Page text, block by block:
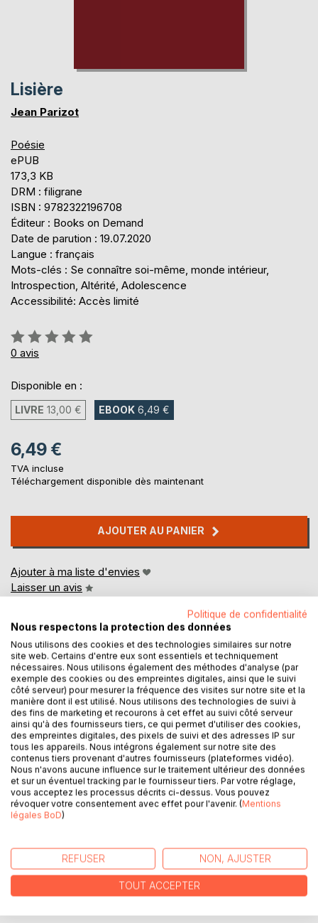
Lisière
Jean Parizot
Poésie
ePUB
173,3 KB
DRM : filigrane
ISBN : 9782322196708
Éditeur : Books on Demand
Date de parution : 19.07.2020
Langue : français
Mots-clés : Se connaître soi-même, monde intérieur,
Introspection, Altérité, Adolescence
Accessibilité: Accès limité
Évaluation:
0%
0 avis
Disponible en :
LIVRE 13,00 € EBOOK 6,49 €
6,49 €
TVA incluse
Téléchargement disponible dès maintenant
AJOUTER AU PANIER
Ajouter à ma liste d'envies
Laisser un avis
DESCRIPTION
Qui est-il, cet homme : celui qui, juste là, à portée de la
main, se tient à la lisière d'un monde dont encore on ne sait
rien de plus que l'idée qu'on en a ?
Qui est-il, cet intime inconnu qui nous ouvre les bras, mais
vers lequel, souvent nous n'avançons qu'avec la plus
grande prudence ; ou tout au moins avec un élan que
distingue, qui se dérobe alors qu'en retentit en nous le
grandissant appel ; et auquel en cet âge où tout en soi
devient nous osons, vaille que vaille, faire l'effarante
offrande de celui que nous sommes ?
Politique de confidentialité
Nous respectons la protection des données
Nous utilisons des cookies et des technologies similaires sur notre
site web. Certains d'entre eux sont essentiels et techniquement
nécessaires. Nous utilisons également des méthodes d'analyse (par
exemple des cookies ou des empreintes digitales, ainsi que le suivi
côté serveur) pour mesurer la fréquence des visites sur notre site et la
manière dont il est utilisé. Nous utilisons des technologies de suivi à
des fins de marketing et recourons à cet effet au suivi côté serveur
ainsi qu'à des fournisseurs tiers, ce qui permet d'utiliser des cookies,
des empreintes digitales, des pixels de suivi et des adresses IP sur
tous les appareils. Nous intégrons également sur notre site des
contenus tiers provenant d'autres fournisseurs (plateformes vidéo).
Nous n'avons aucune influence sur le traitement ultérieur des données
et sur un éventuel tracking par le fournisseur tiers. Par votre réglage,
vous acceptez les processus décrits ci-dessus. Vous pouvez
révoquer votre consentement avec effet pour l'avenir. (Mentions
légales BoD)
REFUSER NON, AJUSTER
TOUT ACCEPTER